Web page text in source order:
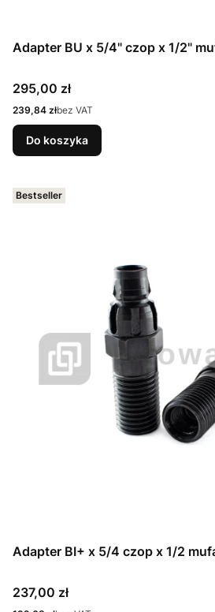
Adapter BU x 5/4" czop x 1/2"
Cena
295,00 zł
Cena
239,84 złbez VAT
Do koszyka
Bestseller
Adapter BI+ x 5/4 czop x 1/2
Cena
237,00 zł